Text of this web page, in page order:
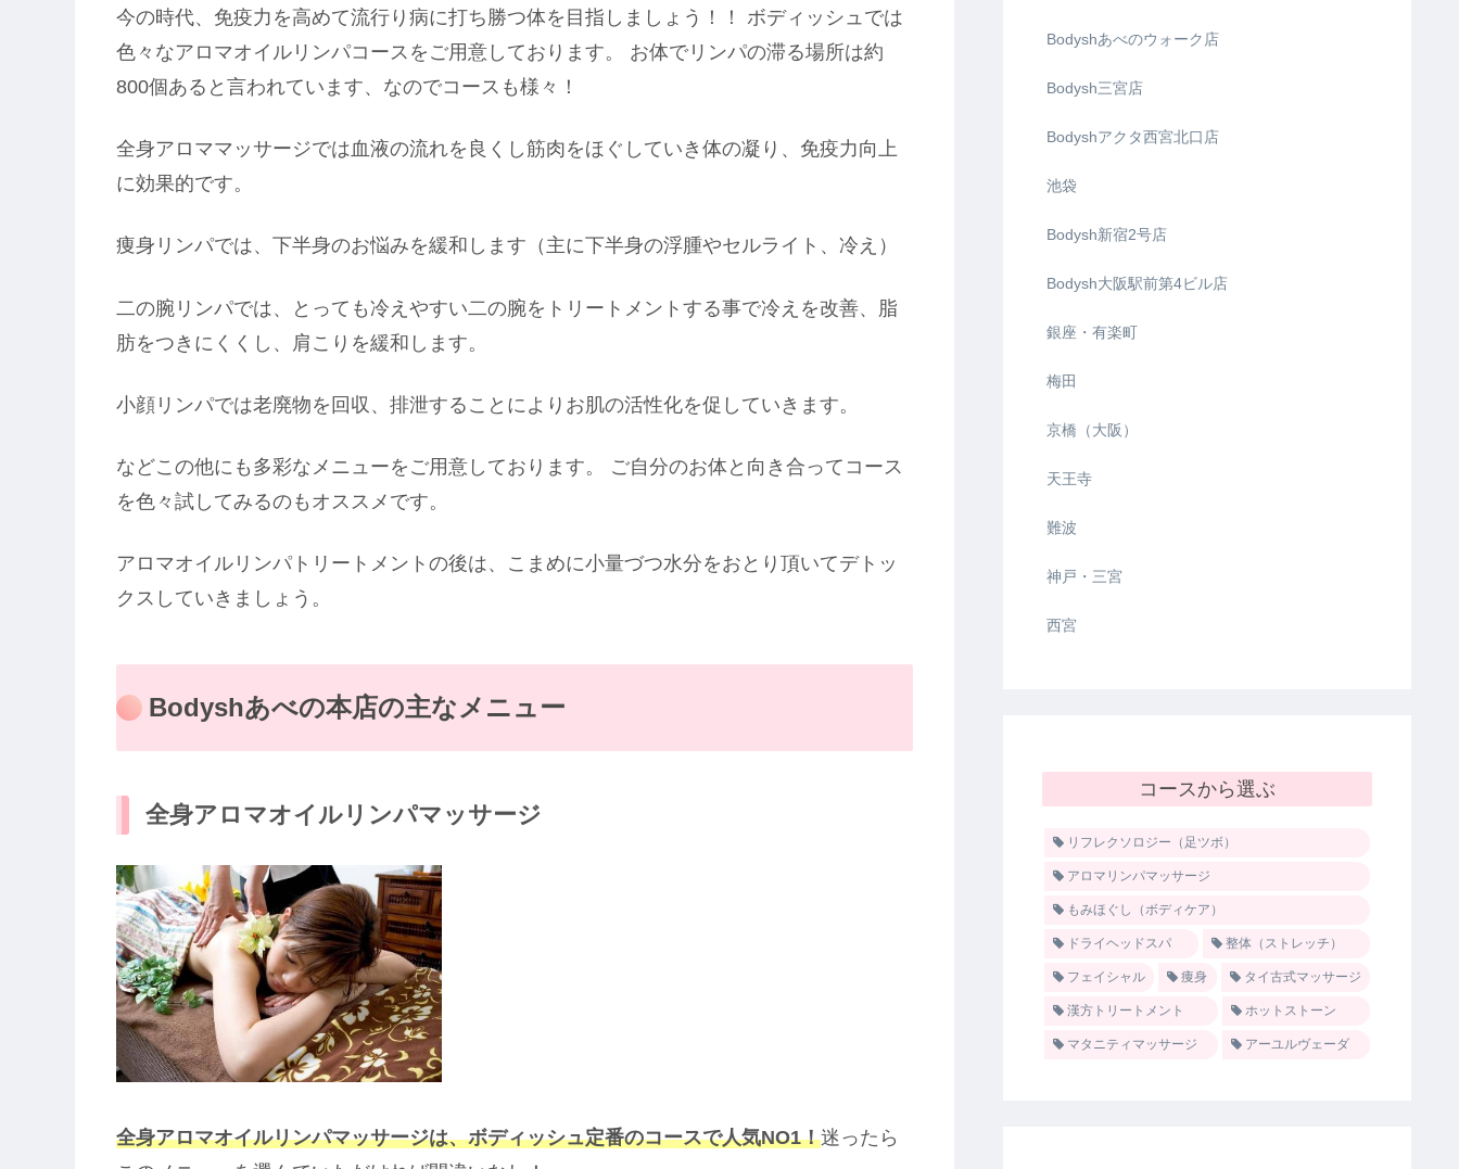
今の時代、免疫力を高めて流行り病に打ち勝つ体を目指しましょう！！ ボディッシュでは
色々なアロマオイルリンパコースをご用意しております。 お体でリンパの滞る場所は約
800個あると言われています、なのでコースも様々！
全身アロママッサージでは血液の流れを良くし筋肉をほぐしていき体の凝り、免疫力向上
に効果的です。
痩身リンパでは、下半身のお悩みを緩和します（主に下半身の浮腫やセルライト、冷え）
二の腕リンパでは、とっても冷えやすい二の腕をトリートメントする事で冷えを改善、脂
肪をつきにくくし、肩こりを緩和します。
小顔リンパでは老廃物を回収、排泄することによりお肌の活性化を促していきます。
などこの他にも多彩なメニューをご用意しております。 ご自分のお体と向き合ってコース
を色々試してみるのもオススメです。
アロマオイルリンパトリートメントの後は、こまめに小量づつ水分をおとり頂いてデトッ
クスしていきましょう。
Bodyshあべの本店の主なメニュー
全身アロマオイルリンパマッサージ
全身アロマオイルリンパマッサージは、ボディッシュ定番のコースで人気NO1！迷ったら
Bodyshあべのウォーク店
Bodysh三宮店
Bodyshアクタ西宮北口店
池袋
Bodysh新宿2号店
Bodysh大阪駅前第4ビル店
銀座・有楽町
梅田
京橋（大阪）
天王寺
難波
神戸・三宮
西宮
コースから選ぶ
リフレクソロジー（足ツボ）
アロマリンパマッサージ
もみほぐし（ボディケア）
ドライヘッドスパ 整体（ストレッチ）
フェイシャル 痩身 タイ古式マッサージ
漢方トリートメント ホットストーン
マタニティマッサージ アーユルヴェーダ